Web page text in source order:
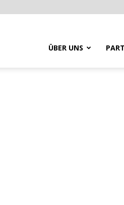
ÜBER UNS